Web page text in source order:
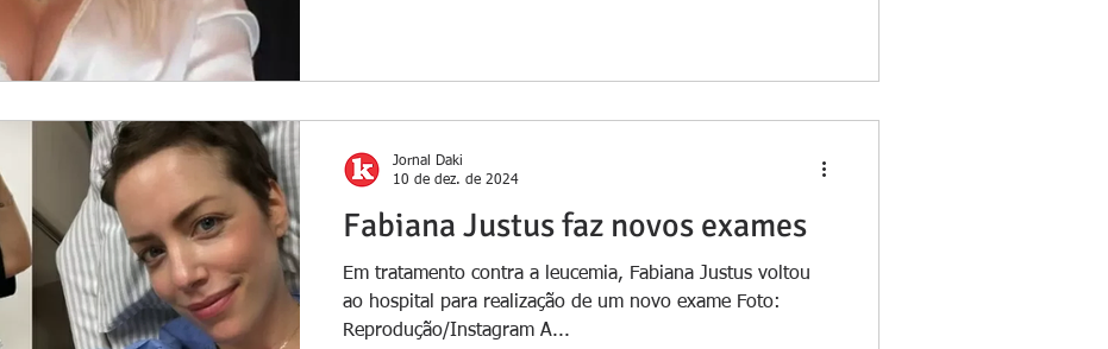
Fabiana Justus faz novos exames
Em tratamento contra a leucemia, Fabiana Justus voltou
ao hospital para realização de um novo exame Foto:
Reprodução/Instagram A...
Jornal Daki
10 de dez. de 2024